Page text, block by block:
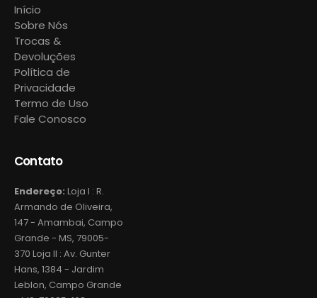
Início
Sobre Nós
Trocas &
Devoluções
Política de
Privacidade
Termo de Uso
Fale Conosco
Contato
Endereço: Loja I : R.
Armando de Oliveira,
147 - Amambai, Campo
Grande - MS, 79005-
370 Loja II : Av. Gunter
Hans, 1384 - Jardim
Leblon, Campo Grande